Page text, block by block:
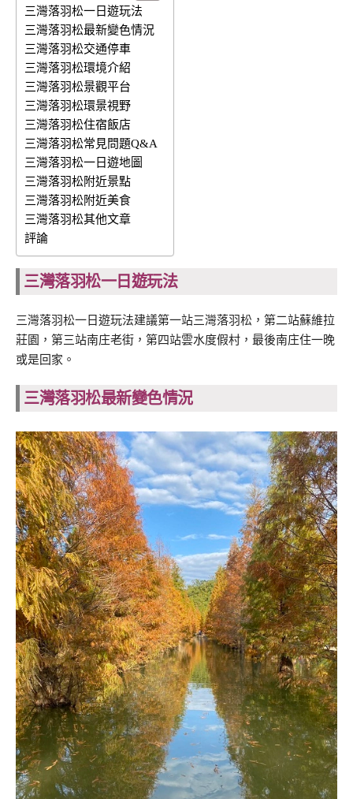
三灣落羽松一日遊玩法
三灣落羽松最新變色情況
三灣落羽松交通停車
三灣落羽松環境介紹
三灣落羽松景觀平台
三灣落羽松環景視野
三灣落羽松住宿飯店
三灣落羽松常見問題Q&A
三灣落羽松一日遊地圖
三灣落羽松附近景點
三灣落羽松附近美食
三灣落羽松其他文章
評論
三灣落羽松一日遊玩法
三灣落羽松一日遊玩法建議第一站三灣落羽松，第二站蘇維拉
莊園，第三站南庄老街，第四站雲水度假村，最後南庄住一晚
或是回家。
三灣落羽松最新變色情況